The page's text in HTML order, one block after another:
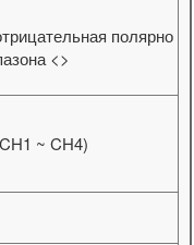
полярно
<>
~ CH4)